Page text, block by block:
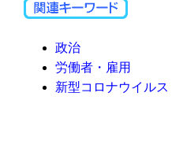
政治
労働者・雇用
新型コロナウイルス